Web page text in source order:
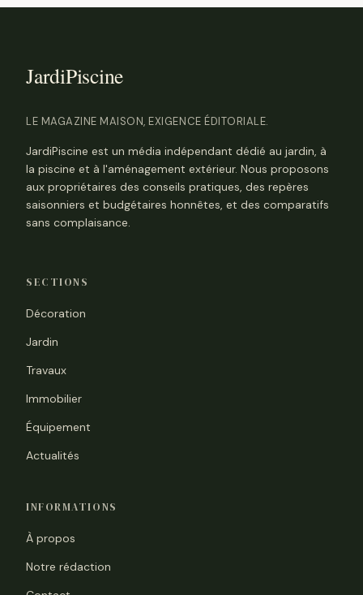
LE MAGAZINE MAISON, EXIGENCE ÉDITORIALE.
JardiPiscine est un média indépendant dédié au jardin, à
la piscine et à l'aménagement extérieur. Nous proposons
aux propriétaires des conseils pratiques, des repères
saisonniers et budgétaires honnêtes, et des comparatifs
sans complaisance.
SECTIONS
Décoration
Jardin
Travaux
Immobilier
Équipement
Actualités
INFORMATIONS
À propos
Notre rédaction